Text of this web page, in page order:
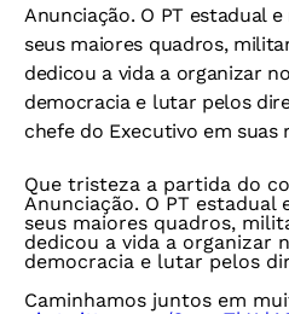
Anunciação. O PT estadual
seus maiores quadros,
dedicou a vida a organizar
democracia e lutar pelos
chefe do Executivo em suas
Que tristeza a partida do
Anunciação. O PT estadual
seus maiores quadros,
dedicou a vida a organizar
democracia e lutar pelos
Caminhamos juntos em